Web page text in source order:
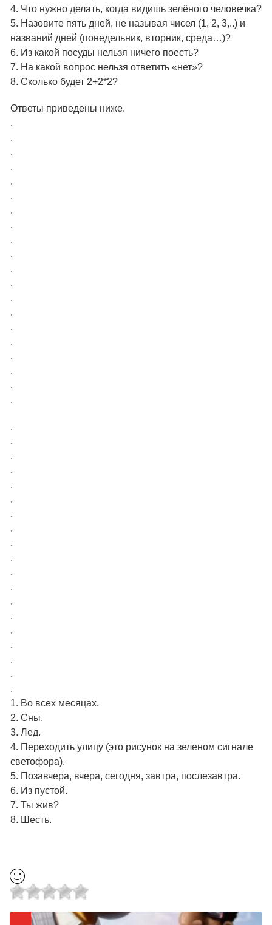
4. Что нужно делать, когда видишь зелёного человечка?
5. Назовите пять дней, не называя чисел (1, 2, 3,..) и
названий дней (понедельник, вторник, среда…)?
6. Из какой посуды нельзя ничего поесть?
7. На какой вопрос нельзя ответить «нет»?
8. Сколько будет 2+2*2?
Ответы приведены ниже.
.
.
.
.
.
.
.
.
.
.
.
.
.
.
.
.
.
.
.
.
.
.
.
.
.
.
.
.
.
.
.
.
.
.
.
.
.
.
.
1. Во всех месяцах.
2. Сны.
3. Лед.
4. Переходить улицу (это рисунок на зеленом сигнале
светофора).
5. Позавчера, вчера, сегодня, завтра, послезавтра.
6. Из пустой.
7. Ты жив?
8. Шесть.